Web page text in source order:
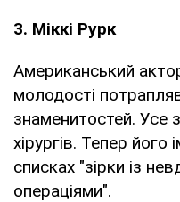
3. Міккі Рурк
Американський
молодості
знаменитостей. Усе
хірургів. Тепер його
списках "зірки із
операціями".